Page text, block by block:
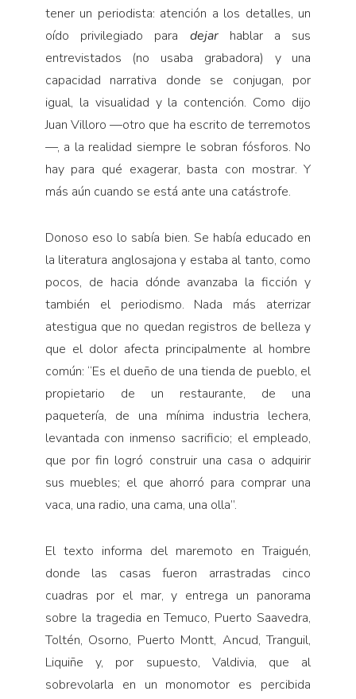
tener un periodista: atención a los detalles, un
oído privilegiado para dejar hablar a sus
entrevistados (no usaba grabadora) y una
capacidad narrativa donde se conjugan, por
igual, la visualidad y la contención. Como dijo
Juan Villoro —otro que ha escrito de terremotos
—, a la realidad siempre le sobran fósforos. No
hay para qué exagerar, basta con mostrar. Y
más aún cuando se está ante una catástrofe.
Donoso eso lo sabía bien. Se había educado en
la literatura anglosajona y estaba al tanto, como
pocos, de hacia dónde avanzaba la ficción y
también el periodismo. Nada más aterrizar
atestigua que no quedan registros de belleza y
que el dolor afecta principalmente al hombre
común: “Es el dueño de una tienda de pueblo, el
propietario de un restaurante, de una
paquetería, de una mínima industria lechera,
levantada con inmenso sacrificio; el empleado,
que por fin logró construir una casa o adquirir
sus muebles; el que ahorró para comprar una
vaca, una radio, una cama, una olla”.
El texto informa del maremoto en Traiguén,
donde las casas fueron arrastradas cinco
cuadras por el mar, y entrega un panorama
sobre la tragedia en Temuco, Puerto Saavedra,
Toltén, Osorno, Puerto Montt, Ancud, Tranguil,
Liquiñe y, por supuesto, Valdivia, que al
sobrevolarla en un monomotor es percibida